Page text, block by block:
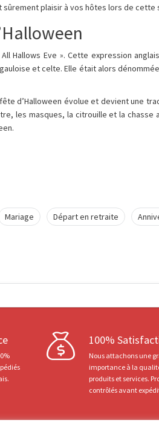
plaisir à vos hôtes lors de cette
Hallows Eve ». Cette expression
et celte. Elle était alors
d’Halloween évolue et devient une
les masques, la citrouille et la
Mariage Départ en retraite
100%
Nous attachons une
importance à la
produits et services.
contrôlés avant